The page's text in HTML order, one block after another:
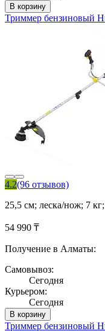
В корзину
Триммер бензиновый
4.2(96 отзывов)
25,5 см; леска/нож; 7
54 990 ₸
Получение в Алматы:
Самовывоз:
Сегодня
Курьером:
Сегодня
В корзину
Триммер бензиновый